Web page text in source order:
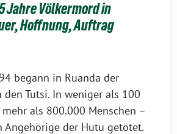
Jahre Völkermord in
Hoffnung, Auftrag
begann in Ruanda der
den Tutsi. In weniger als 100
als 800.000 Menschen –
Angehörige der Hutu getötet.